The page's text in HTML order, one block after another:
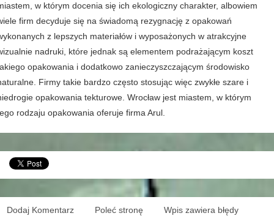
w którym docenia się ich ekologiczny charakter, albowiem
firm decyduje się na świadomą rezygnację z opakowań
z lepszych materiałów i wyposażonych w atrakcyjne
nadruki, które jednak są elementem podrażającym koszt
opakowania i dodatkowo zanieczyszczającym środowisko
Firmy takie bardzo często stosując więc zwykłe szare i
opakowania tekturowe. Wrocław jest miastem, w którym
rodzaju opakowania oferuje firma Arul.
Dodaj Komentarz Poleć stronę Wpis zawiera błędy